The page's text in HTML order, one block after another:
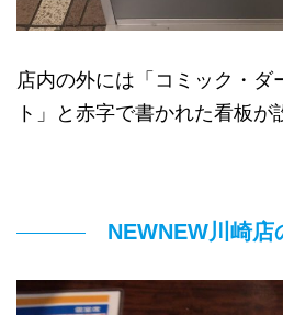
店内の外には「コミック・ダ
ト」と赤字で書かれた看板が
NEWNEW川崎店